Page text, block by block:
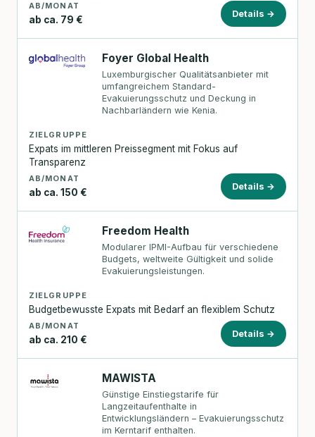
AB/MONAT
ab ca. 79 €
Details →
Foyer Global Health
Luxemburgischer Qualitätsanbieter mit
umfangreichem Standard-
Evakuierungsschutz und Deckung in
Nachbarländern wie Kenia.
ZIELGRUPPE
Expats im mittleren Preissegment mit Fokus auf
Transparenz
AB/MONAT
ab ca. 150 €
Details →
Freedom Health
Modularer IPMI-Aufbau für verschiedene
Budgets, weltweite Gültigkeit und solide
Evakuierungsleistungen.
ZIELGRUPPE
Budgetbewusste Expats mit Bedarf an flexiblem Schutz
AB/MONAT
ab ca. 210 €
Details →
MAWISTA
Günstige Einstiegstarife für
Langzeitaufenthalte in
Entwicklungsländern – Evakuierungsschutz
im Kerntarif enthalten.